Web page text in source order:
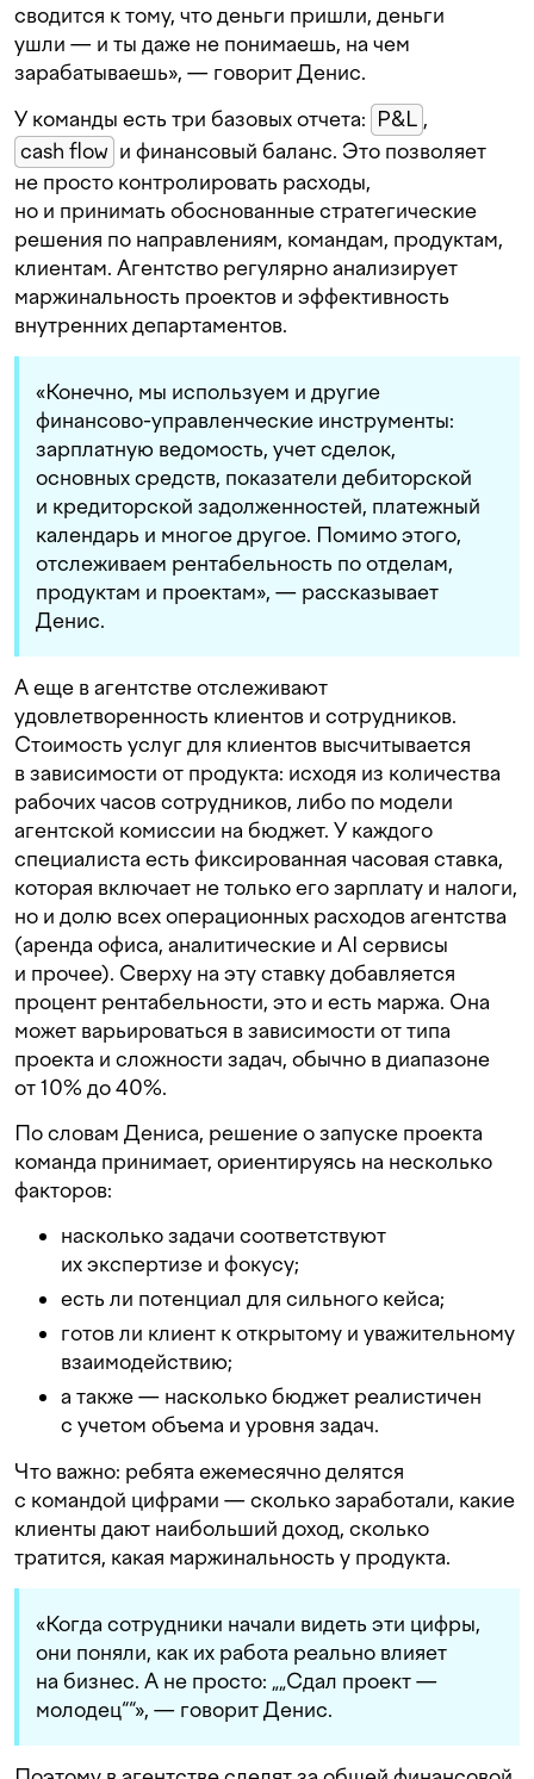
сводится к тому, что деньги пришли, деньги
ушли — и ты даже не понимаешь, на чем
зарабатываешь», — говорит Денис.
У команды есть три базовых отчета: P&L ,
cash flow и финансовый баланс. Это позволяет
не просто контролировать расходы,
но и принимать обоснованные стратегические
решения по направлениям, командам, продуктам,
клиентам. Агентство регулярно анализирует
маржинальность проектов и эффективность
внутренних департаментов.
«Конечно, мы используем и другие
финансово-управленческие инструменты:
зарплатную ведомость, учет сделок,
основных средств, показатели дебиторской
и кредиторской задолженностей, платежный
календарь и многое другое. Помимо этого,
отслеживаем рентабельность по отделам,
продуктам и проектам», — рассказывает
Денис.
А еще в агентстве отслеживают
удовлетворенность клиентов и сотрудников.
Стоимость услуг для клиентов высчитывается
в зависимости от продукта: исходя из количества
рабочих часов сотрудников, либо по модели
агентской комиссии на бюджет. У каждого
специалиста есть фиксированная часовая ставка,
которая включает не только его зарплату и налоги,
но и долю всех операционных расходов агентства
(аренда офиса, аналитические и AI сервисы
и прочее). Сверху на эту ставку добавляется
процент рентабельности, это и есть маржа. Она
может варьироваться в зависимости от типа
проекта и сложности задач, обычно в диапазоне
от 10% до 40%.
По словам Дениса, решение о запуске проекта
команда принимает, ориентируясь на несколько
факторов:
насколько задачи соответствуют
их экспертизе и фокусу;
есть ли потенциал для сильного кейса;
готов ли клиент к открытому и уважительному
взаимодействию;
а также — насколько бюджет реалистичен
с учетом объема и уровня задач.
Что важно: ребята ежемесячно делятся
с командой цифрами — сколько заработали, какие
клиенты дают наибольший доход, сколько
тратится, какая маржинальность у продукта.
«Когда сотрудники начали видеть эти цифры,
они поняли, как их работа реально влияет
на бизнес. А не просто: „„Сдал проект —
молодец““», — говорит Денис.